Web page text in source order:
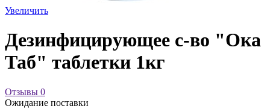
Увеличить
Дезинфицирующее с-во "Ока
Таб" таблетки 1кг
Отзывы 0
Ожидание поставки